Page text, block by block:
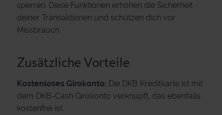
sperren. Diese Funktionen erhöhen die Sicherheit
deiner Transaktionen und schützen dich vor
Missbrauch.
Zusätzliche Vorteile
Kostenloses Girokonto: Die DKB Kreditkarte ist mit
dem DKB-Cash Girokonto verknüpft, das ebenfalls
kostenfrei ist.